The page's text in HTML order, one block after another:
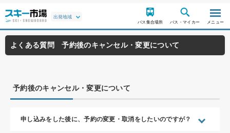
バス集合場所 バス・マイカー メニュー
よくある質問 予約後のキャンセル・変更について
予約後のキャンセル・変更について
申し込みをした後に、予約の変更・取消をしたいのですが？